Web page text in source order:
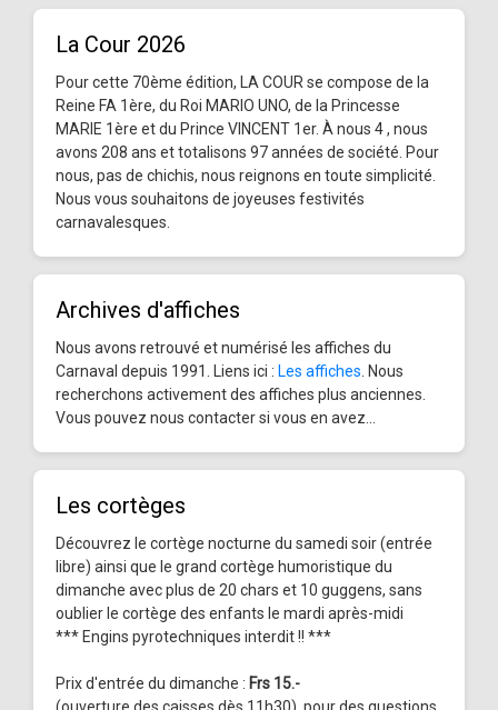
La Cour 2026
Pour cette 70ème édition, LA COUR se compose de la
Reine FA 1ère, du Roi MARIO UNO, de la Princesse
MARIE 1ère et du Prince VINCENT 1er. À nous 4 , nous
avons 208 ans et totalisons 97 années de société. Pour
nous, pas de chichis, nous reignons en toute simplicité.
Nous vous souhaitons de joyeuses festivités
carnavalesques.
Archives d'affiches
Nous avons retrouvé et numérisé les affiches du
Carnaval depuis 1991. Liens ici : Les affiches . Nous
recherchons activement des affiches plus anciennes.
Vous pouvez nous contacter si vous en avez...
Les cortèges
Découvrez le cortège nocturne du samedi soir (entrée
libre) ainsi que le grand cortège humoristique du
dimanche avec plus de 20 chars et 10 guggens, sans
oublier le cortège des enfants le mardi après-midi
*** Engins pyrotechniques interdit !! ***
Prix d'entrée du dimanche : Frs 15.-